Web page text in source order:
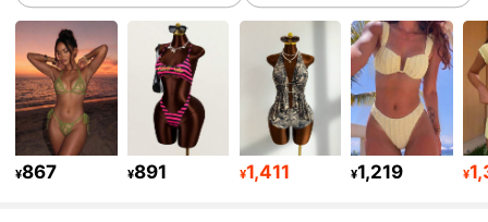
4.85 59K フォロワー
4.85 59K フォロワー
59K フォロワー
¥867 ¥891 ¥1,411 ¥1,219 ¥